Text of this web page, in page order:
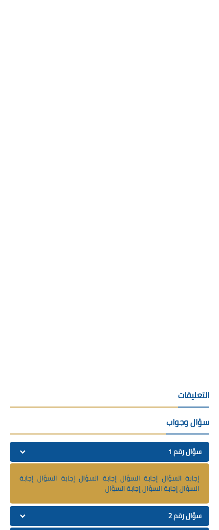
التعليقات
سؤال وجواب
سؤال رقم 1
إجابة السؤال إجابة السؤال إجابة السؤال إجابة السؤال إجابة
السؤال إجابة السؤال إجابة السؤال
سؤال رقم 2